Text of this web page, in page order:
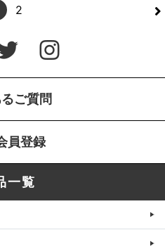
>
2
ご質問
員登録
一覧